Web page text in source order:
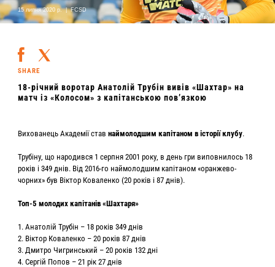
15 липня 2020 р. | FCSD
SHARE
18-річний воротар Анатолій Трубін вивів «Шахтар» на
матч із «Колосом» з капітанською пов’язкою
Вихованець Академії ставнаймолодшим капітаном в історії клубу.
Трубіну, що народився 1 серпня 2001 року, в день гри виповнилось 18
років і 349 днів. Від 2016-го наймолодшим капітаном «оранжево-
чорних» був Віктор Коваленко (20 років і 87 днів).
Топ-5 молодих капітанів «Шахтаря»
1. Анатолій Трубін – 18 років 349 днів
2. Віктор Коваленко – 20 років 87 днів
3. Дмитро Чигринський – 20 років 132 дні
4. Сергій Попов – 21 рік 27 днів